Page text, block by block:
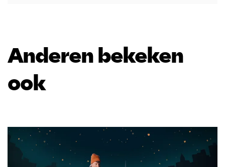
Anderen bekeken
ook